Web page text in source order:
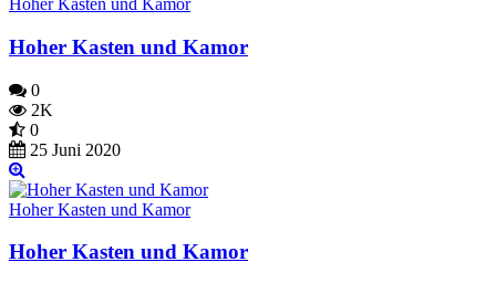
Hoher Kasten und Kamor
Hoher Kasten und Kamor
0
2K
0
25 Juni 2020
Hoher Kasten und Kamor
Hoher Kasten und Kamor